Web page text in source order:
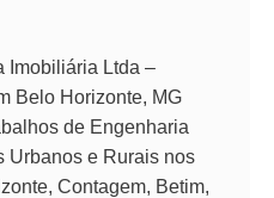
Imobiliária Ltda –
Belo Horizonte, MG
de Engenharia
Urbanos e Rurais nos
Contagem, Betim,